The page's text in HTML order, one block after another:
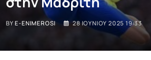
BYE-ENIMEROSI 28 ΙΟΥΝΊΟΥ 2025 19:33